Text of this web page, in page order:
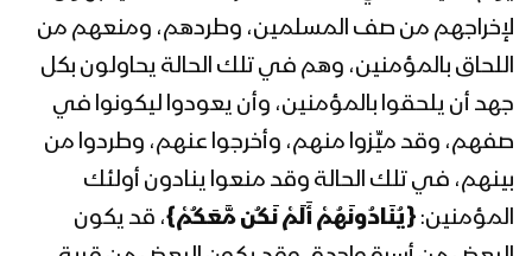
المحاضرة الرمضانية الحادية عشرة للسيد
عبدالملك بدرالدين الحوثي 11 رمضان
1442هـ
المحاضرة الرمضانية العاشرة للسيد عبد
الملك بدر الدين الحوثي 10 رمضان 1442هـ
لإخراجهم من صف المسلمين، وطردهم، ومنعهم من
اللحاق بالمؤمنين، وهم في تلك الحالة يحاولون بكل
جهد أن يلحقوا بالمؤمنين، وأن يعودوا ليكونوا في
صفهم، وقد ميِّزوا منهم، وأخرجوا عنهم، وطردوا من
بينهم، في تلك الحالة وقد منعوا ينادون أولئك
المؤمنين: {يُنَادُونَهُمْ أَلَمْ نَكُن مَّعَكُمْ}، قد يكون